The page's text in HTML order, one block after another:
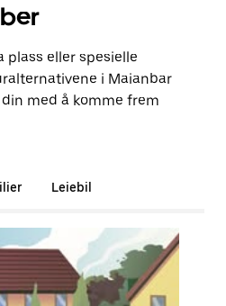
plass eller spesielle
i Maianbar
med å komme frem
Leiebil